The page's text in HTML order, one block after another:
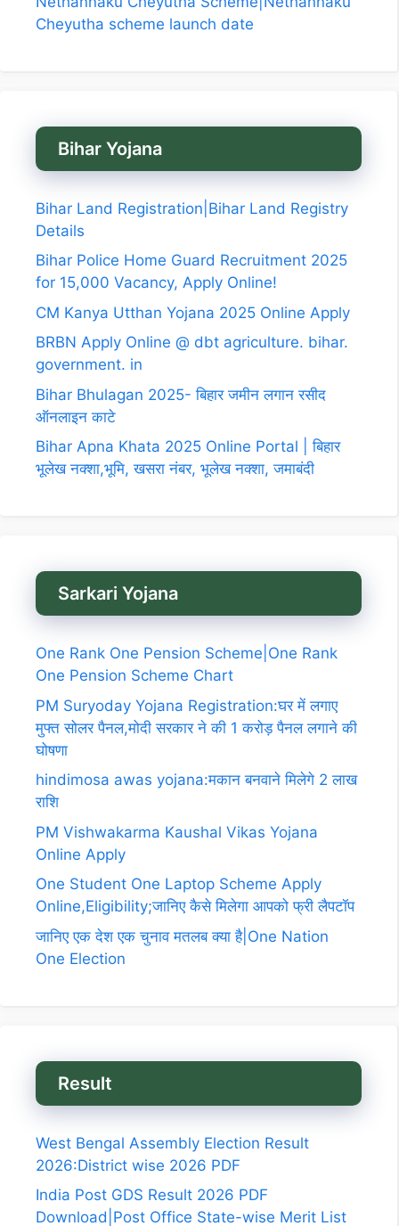
Cheyutha scheme launch date
Bihar Yojana
Bihar Land Registration|Bihar Land Registry
Details
Bihar Police Home Guard Recruitment 2025
for 15,000 Vacancy, Apply Online!
CM Kanya Utthan Yojana 2025 Online Apply
BRBN Apply Online @ dbt agriculture. bihar.
government. in
Bihar Bhulagan 2025- बिहार जमीन लगान रसीद
ऑनलाइन काटे
Bihar Apna Khata 2025 Online Portal | बिहार
भूलेख नक्शा,भूमि, खसरा नंबर, भूलेख नक्शा, जमाबंदी
Sarkari Yojana
One Rank One Pension Scheme|One Rank
One Pension Scheme Chart
PM Suryoday Yojana Registration:घर में लगाए
मुफ्त सोलर पैनल,मोदी सरकार ने की 1 करोड़ पैनल लगाने की
घोषणा
hindimosa awas yojana:मकान बनवाने मिलेगे 2 लाख
राशि
PM Vishwakarma Kaushal Vikas Yojana
Online Apply
One Student One Laptop Scheme Apply
Online,Eligibility;जानिए कैसे मिलेगा आपको फ्री लैपटॉप
जानिए एक देश एक चुनाव मतलब क्या है|One Nation
One Election
Result
West Bengal Assembly Election Result
2026:District wise 2026 PDF
India Post GDS Result 2026 PDF
Download|Post Office State-wise Merit List